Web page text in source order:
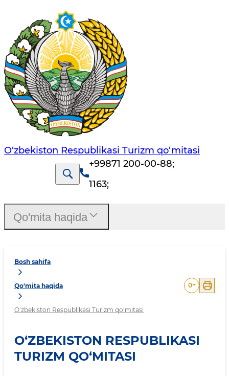
O‘zbekiston Respublikasi Turizm qo‘mitasi
+99871 200-00-88;
1163;
Bosh sahifa
Qo'mita haqida
O‘zbekiston Respublikasi Turizm qo‘mitasi
0+
O‘ZBEKISTON RESPUBLIKASI
TURIZM QO‘MITASI
Qo'mita haqida